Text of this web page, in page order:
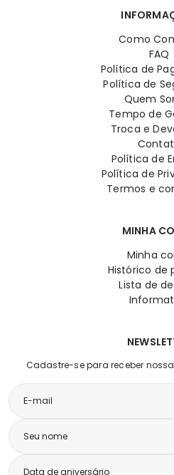
Como
FAQ
Política de
Política de
Quem
Tempo de
Troca e
Política de
Política de
Termos e
MINHA
Minha
Histórico de
Lista de
Cadastre-se para receber